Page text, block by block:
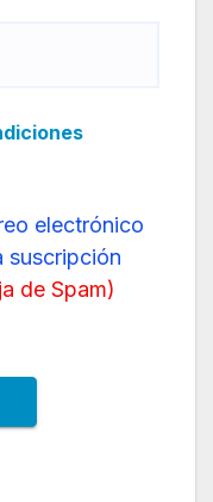
electrónico
suscripción
de Spam)